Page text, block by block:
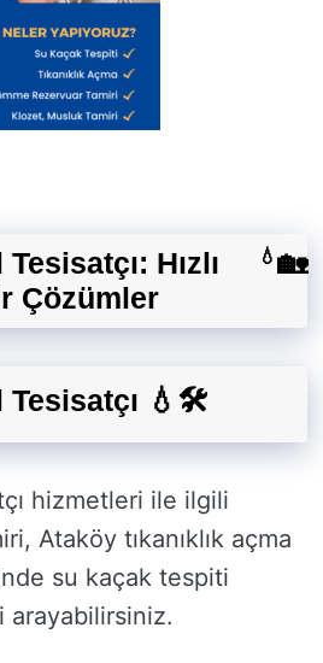
Hızlı
Çözümler
💧 🏡
Tesisatçı 💧🛠️
hizmetleri ile ilgili
Ataköy tıkanıklık açma
su kaçak tespiti